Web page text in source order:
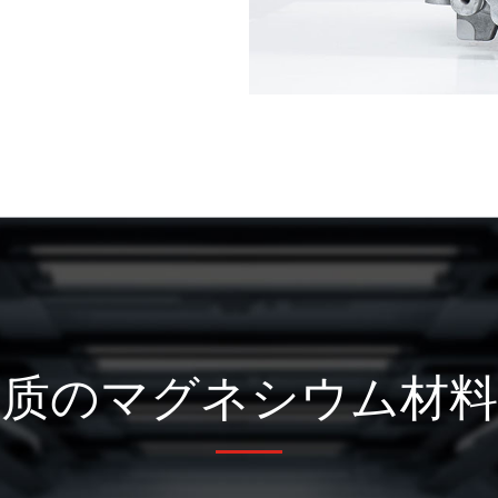
のマグネシウム材